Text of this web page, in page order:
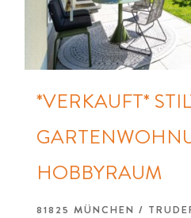
*VERKAUFT*
HOBBYRAUM
81825 MÜNCHEN /